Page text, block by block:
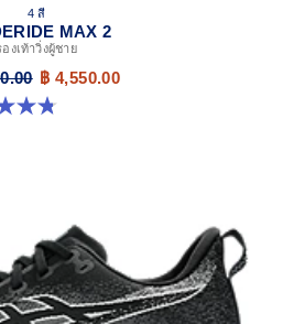
easier and more comfortable
4 สี
MAX 2
องเท้าวิ่งผู้ชาย
฿ 4,550.00